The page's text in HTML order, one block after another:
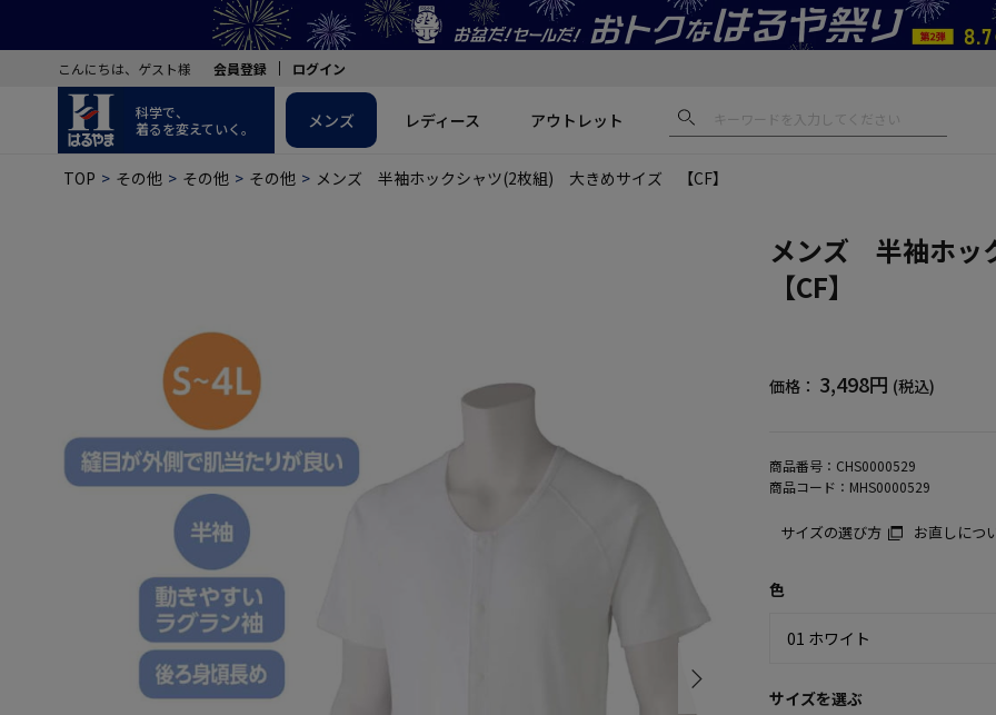
こんにちは、ゲスト様 会員登録 ログイン
科学で、
着るを変えていく。
メンズ レディース アウトレット
TOP その他 その他 その他 メンズ 半袖ホックシャツ(2枚組) 大きめサイズ 【CF】
メンズ 半袖ホッ
【CF】
価格： 3,498円 (税込)
商品番号： CHS0000529
商品コード： MHS0000529
サイズの選び方 お直しにつ
色
サイズを選ぶ